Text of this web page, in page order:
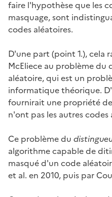
faire l'hypothèse que les
masquage, sont
codes aléatoires.
D'une part (point 1.), cela
McEliece au problème du
aléatoire, qui est un
informatique théorique.
fournirait une propriété
n'ont pas les autres codes
Ce problème du
algorithme capable de
masqué d'un code
et al. en 2010, puis par